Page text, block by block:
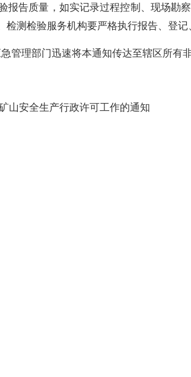
报告质量，如实记录过程控制、现场勘
测检验服务机构要严格执行报告、登记
管理部门迅速将本通知传达至辖区所有
山安全生产行政许可工作的通知